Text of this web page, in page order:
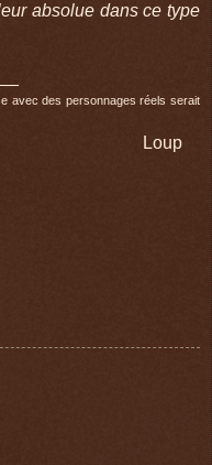
absolue dans ce type
avec des personnages réels serait
Loup